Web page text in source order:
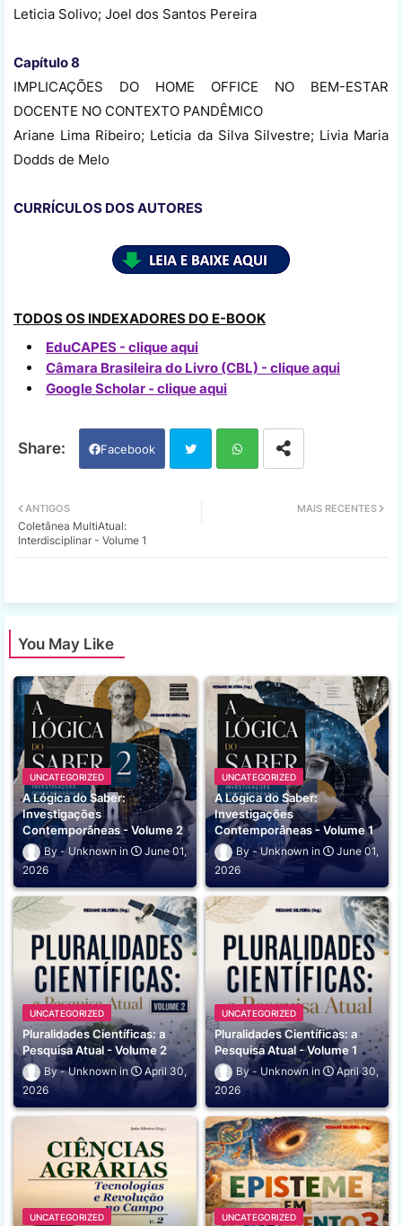
Leticia Solivo; Joel dos Santos Pereira
Capítulo 8
IMPLICAÇÕES DO HOME OFFICE NO BEM-ESTAR
DOCENTE NO CONTEXTO PANDÊMICO
Ariane Lima Ribeiro; Leticia da Silva Silvestre; Livia Maria
Dodds de Melo
CURRÍCULOS DOS AUTORES
TODOS OS INDEXADORES DO E-BOOK
EduCAPES - clique aqui
Câmara Brasileira do Livro (CBL) - clique aqui
Google Scholar - clique aqui
Facebook
MAIS RECENTES
ANTIGOS
Coletânea MultiAtual:
Interdisciplinar - Volume 1
You May Like
UNCATEGORIZED
A Lógica do Saber:
Investigações
Contemporâneas - Volume 2
Unknown
June 01,
2026
UNCATEGORIZED
A Lógica do Saber:
Investigações
Contemporâneas - Volume 1
Unknown
June 01,
2026
UNCATEGORIZED
Pluralidades Científicas: a
Pesquisa Atual - Volume 2
Unknown
April 30,
2026
UNCATEGORIZED
Pluralidades Científicas: a
Pesquisa Atual - Volume 1
Unknown
April 30,
2026
UNCATEGORIZED UNCATEGORIZED